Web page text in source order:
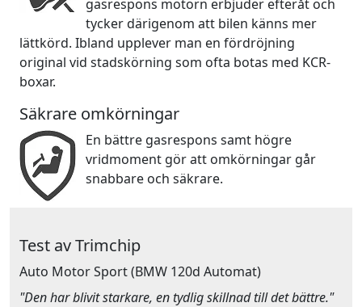
gasrespons motorn erbjuder efteråt och
tycker därigenom att bilen känns mer
lättkörd. Ibland upplever man en fördröjning
original vid stadskörning som ofta botas med KCR-
boxar.
Säkrare omkörningar
En bättre gasrespons samt högre
vridmoment gör att omkörningar går
snabbare och säkrare.
Test av Trimchip
Auto Motor Sport(BMW 120d Automat)
"Den har blivit starkare, en tydlig skillnad till det bättre."